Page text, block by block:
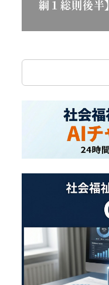
綱１総則後半】
検